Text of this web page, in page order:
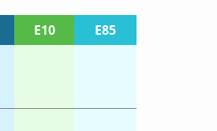
E10
E85